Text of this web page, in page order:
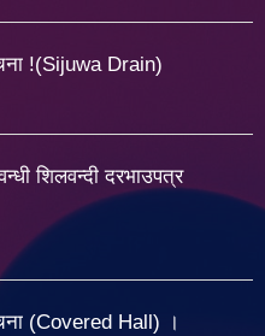
!(Sijuwa Drain)
शिलवन्दी दरभाउपत्र
(Covered Hall) ।